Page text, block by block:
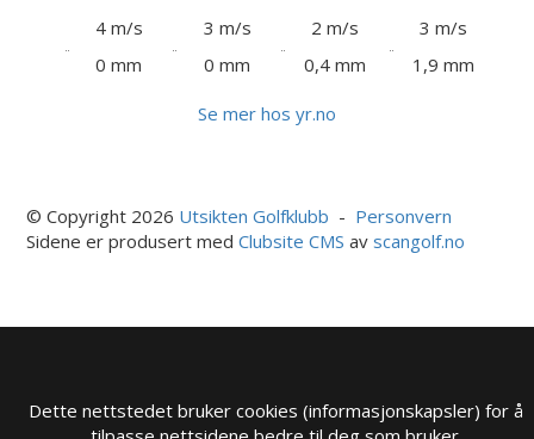
4 m/s
0 mm
3 m/s
0 mm
2 m/s
0,4 mm
3 m/s
1,9 mm
Se mer hos yr.no
© Copyright 2026 Utsikten Golfklubb - Personvern
Sidene er produsert medClubsite CMS avscangolf.no
Dette nettstedet bruker cookies (informasjonskapsler) for å